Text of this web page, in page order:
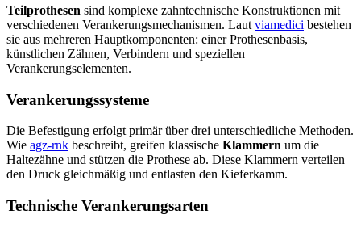
Teilprothesen sind komplexe zahntechnische Konstruktionen mit
verschiedenen Verankerungsmechanismen. Laut viamedici bestehen
sie aus mehreren Hauptkomponenten: einer Prothesenbasis,
künstlichen Zähnen, Verbindern und speziellen
Verankerungselementen.
Verankerungssysteme
Die Befestigung erfolgt primär über drei unterschiedliche Methoden.
Wie agz-rnk beschreibt, greifen klassische Klammern um die
Haltezähne und stützen die Prothese ab. Diese Klammern verteilen
den Druck gleichmäßig und entlasten den Kieferkamm.
Technische Verankerungsarten